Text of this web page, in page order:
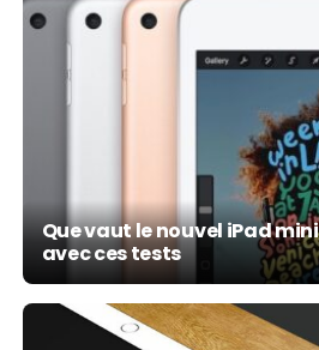
Que vaut le nouvel iPad mini
avec ces tests